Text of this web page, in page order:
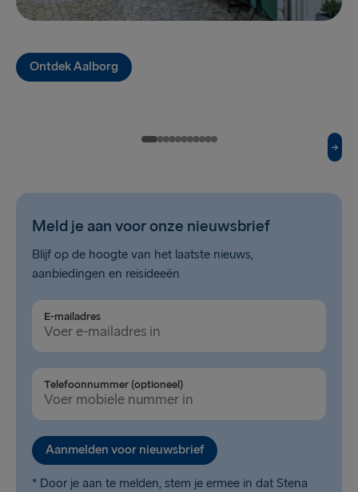
Kiel → Göteborg
Gdynia → Karlskrona
Trelleborg → Rostock
ANDERE ROUTES
Nynäshamn → Ventspils
Liepāja → Travemünde
Ventspils → Nynäshamn
Ontdek Aalborg
Meld je aan voor onze nieuwsbrief
Blijf op de hoogte van het laatste nieuws,
aanbiedingen en reisideeën
E-mailadres
Telefoonnummer (optioneel)
Aanmelden voor nieuwsbrief
* Door je aan te melden, stem je ermee in dat Stena